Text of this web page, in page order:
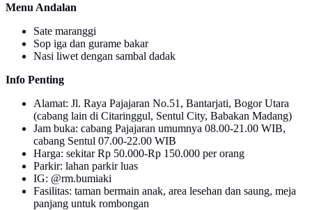
Menu Andalan
Sate maranggi
Sop iga dan gurame bakar
Nasi liwet dengan sambal dadak
Info Penting
Alamat: Jl. Raya Pajajaran No.51, Bantarjati, Bogor Utara
(cabang lain di Citaringgul, Sentul City, Babakan Madang)
Jam buka: cabang Pajajaran umumnya 08.00-21.00 WIB,
cabang Sentul 07.00-22.00 WIB
Harga: sekitar Rp 50.000-Rp 150.000 per orang
Parkir: lahan parkir luas
IG: @rm.bumiaki
Fasilitas: taman bermain anak, area lesehan dan saung, meja
panjang untuk rombongan